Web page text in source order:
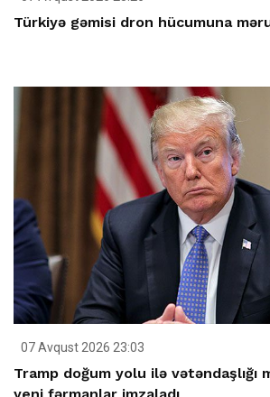
Türkiyə gəmisi dron hücumuna
07 Avqust 2026 23:03
Tramp doğum yolu ilə vətəndaşlığı